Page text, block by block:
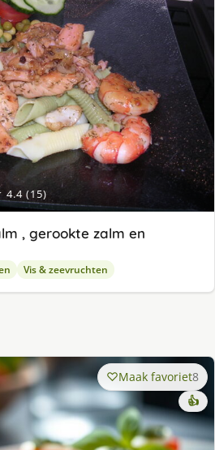
4.4 (15)
, gerookte zalm en
Vis & zeevruchten
Maak favoriet8
👍